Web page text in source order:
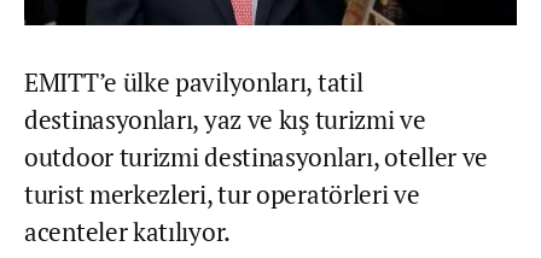
EMITT’e ülke pavilyonları, tatil
destinasyonları, yaz ve kış turizmi ve
outdoor turizmi destinasyonları, oteller ve
turist merkezleri, tur operatörleri ve
acenteler katılıyor.